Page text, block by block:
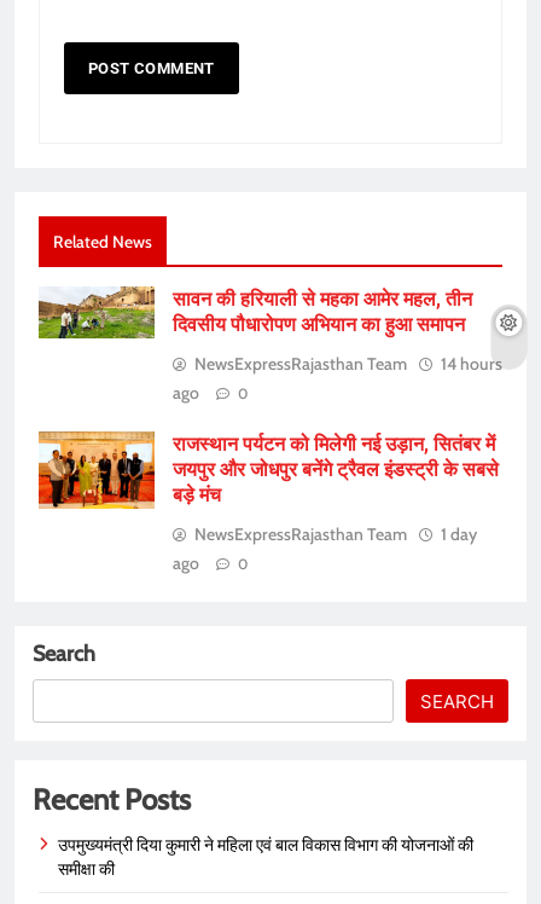
Related News
सावन की हरियाली से महका आमेर महल, तीन
दिवसीय पौधारोपण अभियान का हुआ समापन
NewsExpressRajasthan Team
14 hours
ago
0
राजस्थान पर्यटन को मिलेगी नई उड़ान, सितंबर में
जयपुर और जोधपुर बनेंगे ट्रैवल इंडस्ट्री के सबसे
बड़े मंच
NewsExpressRajasthan Team
1 day
ago
0
Search
SEARCH
Recent Posts
उपमुख्यमंत्री दिया कुमारी ने महिला एवं बाल विकास विभाग की योजनाओं की
समीक्षा की